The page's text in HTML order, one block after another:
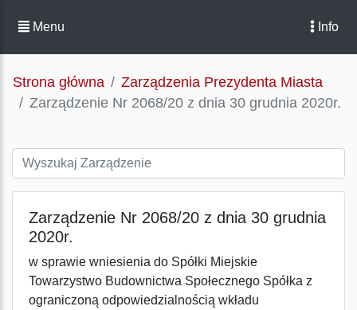
Menu Info
Strona główna
Zarządzenia Prezydenta Miasta
Zarządzenie Nr 2068/20 z dnia 30 grudnia 2020r.
Zarządzenie Nr 2068/20 z dnia 30 grudnia
2020r.
w sprawie wniesienia do Spółki Miejskie
Towarzystwo Budownictwa Społecznego Spółka z
ograniczoną odpowiedzialnością wkładu